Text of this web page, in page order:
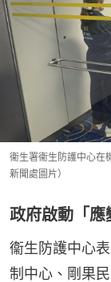
衞生署衞生防護中心在
新聞處圖片）
政府啟動「應
衞生防護中心
制中心、剛果